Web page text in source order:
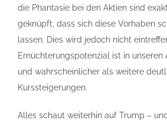
die Phantasie bei den Aktien sind
geknüpft, dass sich diese Vorhaben
lassen. Dies wird jedoch nicht
Ernüchterungspotenzial ist in unseren
und wahrscheinlicher als weitere
Kurssteigerungen.
Alles schaut weiterhin auf Trump –